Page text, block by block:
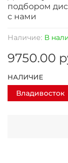
Наличие: В
9750.00
НАЛИЧИЕ
Владивосток
подбором
с нами